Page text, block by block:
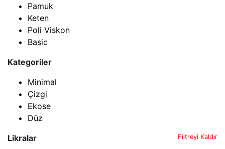
Pamuk
Keten
Poli Viskon
Basic
Kategoriler
Minimal
Çizgi
Ekose
Düz
Likralar
Filtreyi Kaldır